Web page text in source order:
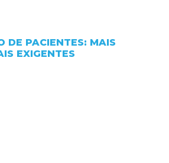
DE PACIENTES: MAIS
EXIGENTES